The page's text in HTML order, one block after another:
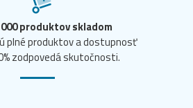
produktov skladom
plné produktov a dostupnosť
zodpovedá skutočnosti.